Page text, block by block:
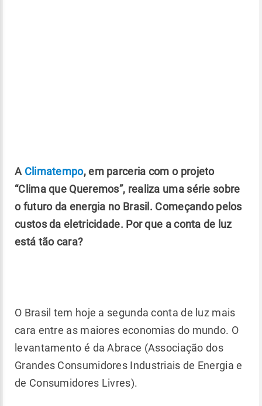
A Climatempo, em parceria com o projeto
“Clima que Queremos”, realiza uma série sobre
o futuro da energia no Brasil. Começando pelos
custos da eletricidade. Por que a conta de luz
está tão cara?
O Brasil tem hoje a segunda conta de luz mais
cara entre as maiores economias do mundo. O
levantamento é da Abrace (Associação dos
Grandes Consumidores Industriais de Energia e
de Consumidores Livres).